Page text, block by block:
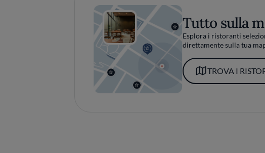
Tutto sulla
Esplora i ristoranti
direttamente sulla tua
TROVA I